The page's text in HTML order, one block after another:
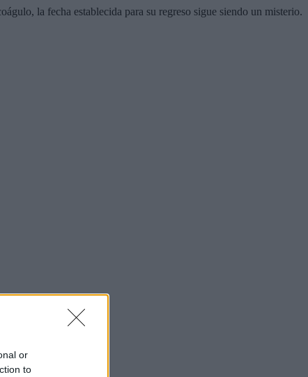
or
to
la fecha establecida para su regreso sigue siendo un misterio.